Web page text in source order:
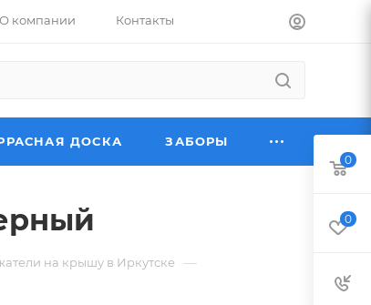
О компании Контакты
ДОСКА ЗАБОРЫ
на крышу в Иркутске —
0
0